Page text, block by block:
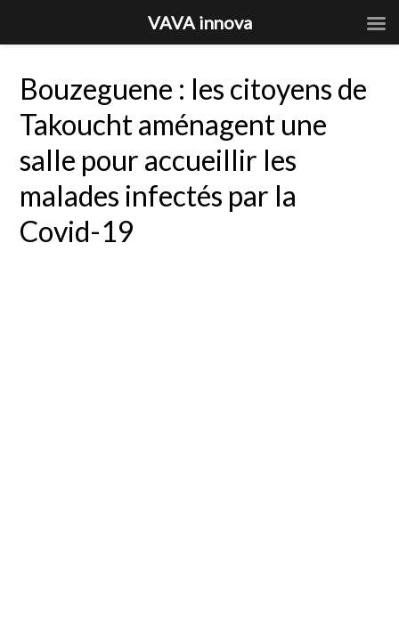
Bouzeguene : les citoyens de
Takoucht aménagent une
salle pour accueillir les
malades infectés par la
Covid-19
VAVA innova